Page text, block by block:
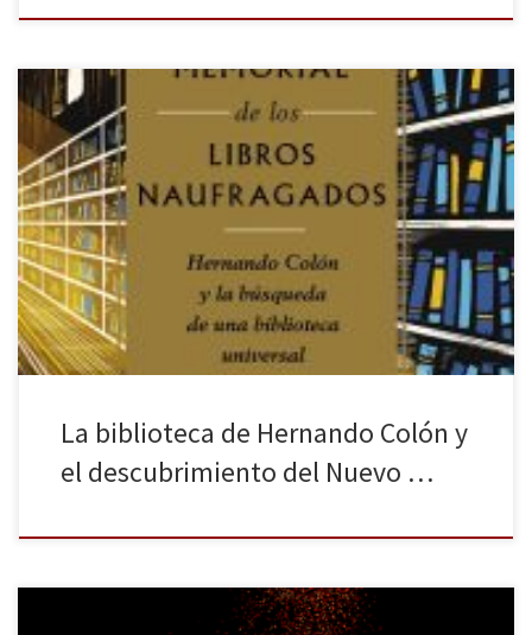
Una gran sala con libros en hileras de estanterías a los lados es la
sugerente cubierta de la obra de Edward Wilson-Lee, Memorial
de los libros naufragados: Hernando Colón y la búsqueda de una
biblioteca universal (en inglés, The Catalogue of Shipwrecked
Books, Harper Collins, 2018), publicada a finales de […]
La biblioteca de Hernando Colón y
el descubrimiento del Nuevo …